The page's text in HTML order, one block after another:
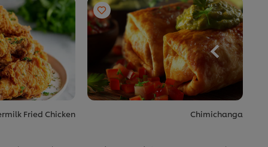
Chimichanga
Fried Chicken